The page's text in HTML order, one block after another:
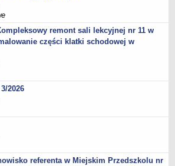
remont sali lekcyjnej nr 11 w
części klatki schodowej w
2026
referenta w Miejskim Przedszkolu nr